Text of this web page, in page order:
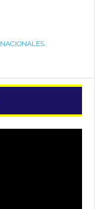
NACIONALES,